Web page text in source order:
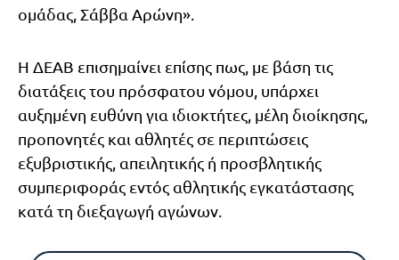
ομάδας, Σάββα Αρώνη».
Η ΔΕΑΒ επισημαίνει επίσης πως, με βάση τις
διατάξεις του πρόσφατου νόμου, υπάρχει
αυξημένη ευθύνη για ιδιοκτήτες, μέλη διοίκησης,
προπονητές και αθλητές σε περιπτώσεις
εξυβριστικής, απειλητικής ή προσβλητικής
συμπεριφοράς εντός αθλητικής εγκατάστασης
κατά τη διεξαγωγή αγώνων.